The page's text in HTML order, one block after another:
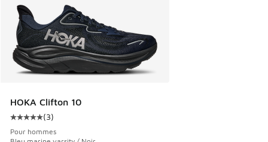
HOKA Clifton 10
Cote moyenne du client - [5 sur 5 étoiles], 3 commentaires
(3)
Pour hommes